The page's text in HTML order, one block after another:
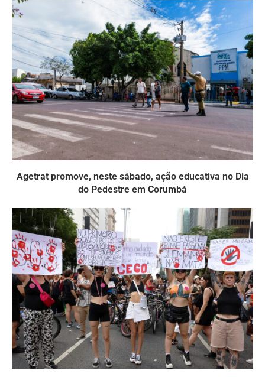
Agetrat promove, neste sábado, ação educativa no Dia
do Pedestre em Corumbá